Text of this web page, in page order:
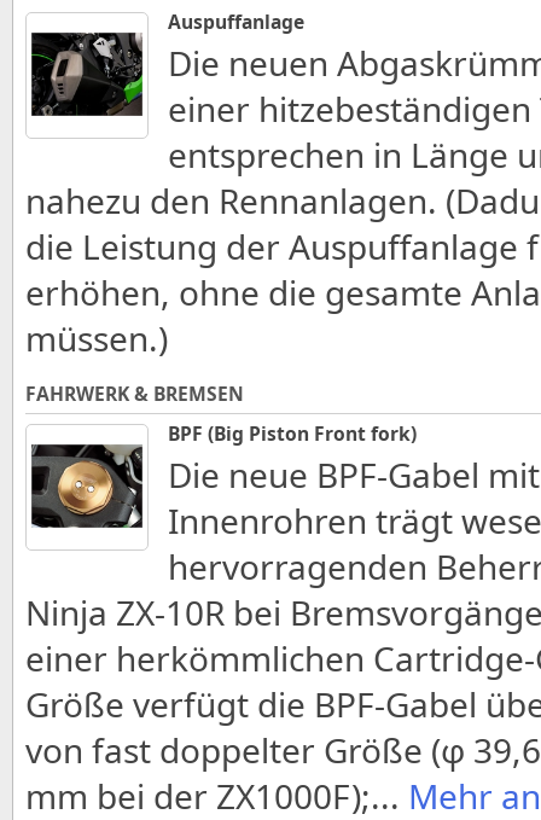
Auspuffanlage
Die neuen
einer
entsprechen in Länge
nahezu den Rennanlagen.
die Leistung der Auspuffanlage
erhöhen, ohne die gesamte
müssen.)
FAHRWERK & BREMSEN
BPF (Big Piston Front fork)
Die neue BPF-Gabel
Innenrohren trägt
hervorragenden
Ninja ZX-10R bei
einer herkömmlichen
Größe verfügt die BPF-Gabel
von fast doppelter Größe (φ
mm bei der ZX1000F);... Mehr